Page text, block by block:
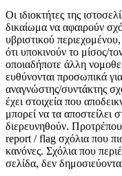
Οι ιδιοκτήτες της
δικαίωμα να αφαιρούν
υβριστικού
ότι υποκινούν το μίσος/
οποιαδήποτε άλλη
ευθύνονται προσωπικά
αναγνώστης/συντάκτης
έχει στοιχεία που
μπορεί να τα αποστείλει
διερευνηθούν.
report / flag σχόλια που
κανόνες. Σχόλια που
σελίδα, δεν